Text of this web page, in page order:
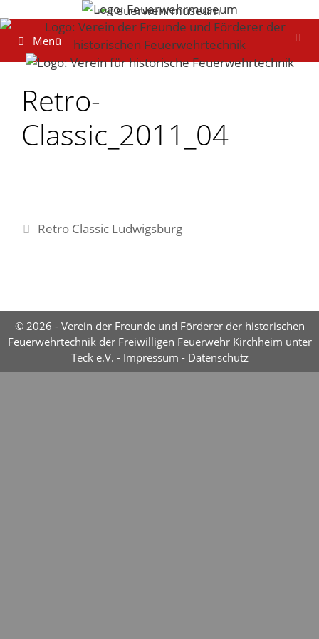
Inhalt
springenMenü
Retro-
Classic_2011_04
Retro Classic Ludwigsburg
© 2026 - Verein der Freunde und Förderer der historischen
Feuerwehrtechnik der Freiwilligen Feuerwehr Kirchheim unter
Teck e.V. - Impressum - Datenschutz